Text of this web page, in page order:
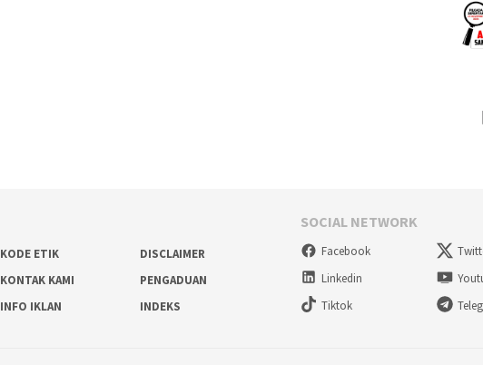
KODE ETIK
DISCLAIMER
KONTAK KAMI
PENGADUAN
INFO IKLAN INDEKS
SOCIAL NETWORK
Facebook
Linkedin
Tiktok